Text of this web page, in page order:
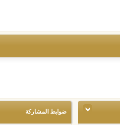
ضوابط المشاركة